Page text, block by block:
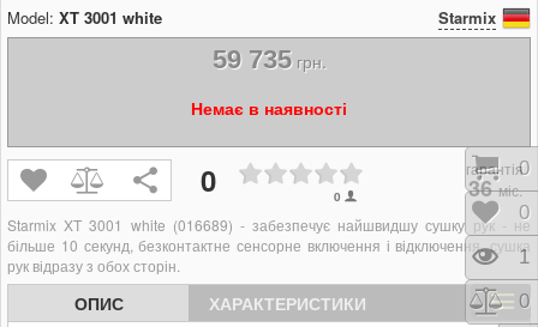
Model: XT 3001 white Starmix
59 735грн.
Немає в наявності
0 0
гарантія
36 міс.
Starmix XT 3001 white (016689) - забезпечує найшвидшу сушку рук - не
більше 10 секунд, безконтактне сенсорне включення і відключення, сушка
рук відразу з обох сторін.
ОПИС
ХАРАКТЕРИСТИКИ
0
0
1
0